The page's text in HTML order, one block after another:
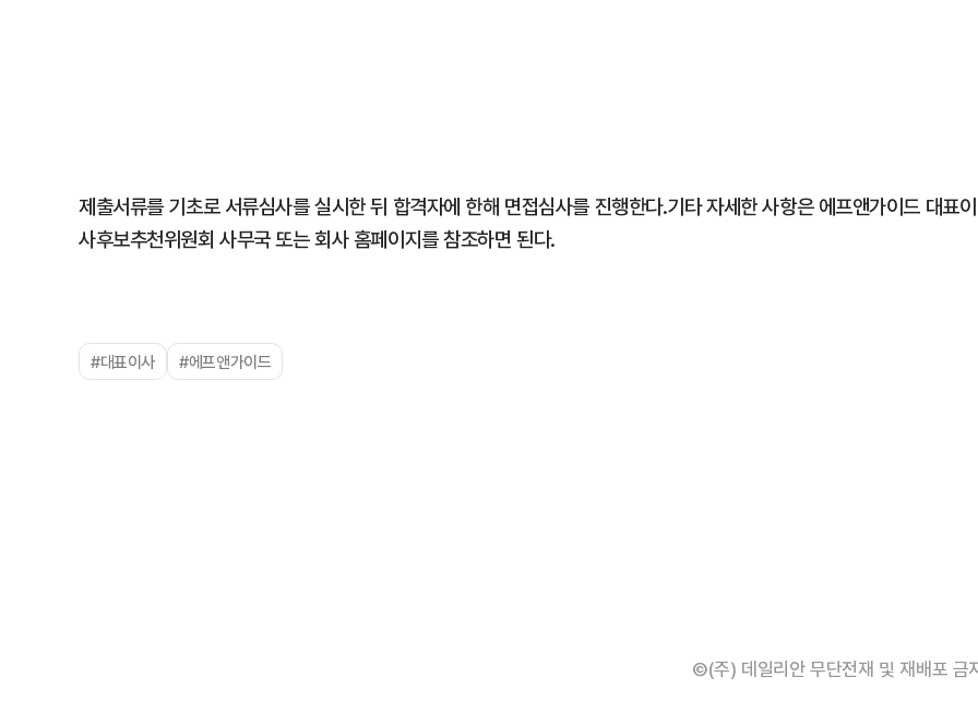
제출서류를 기초로 서류심사를 실시한 뒤 합격자에 한해 면접심사를 진행한다.기타 자세한 사항은 에프앤가이드 대표이
사후보추천위원회 사무국 또는 회사 홈페이지를 참조하면 된다.
#대표이사 #에프앤가이드
©(주) 데일리안 무단전재 및 재배포 금